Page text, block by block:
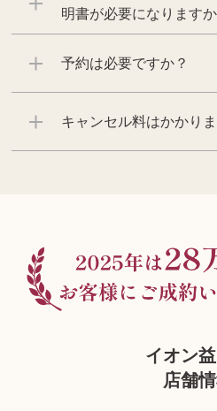
明書が必要になりますか
予約は必要ですか？
キャンセル料はかかり
イオン
店舗